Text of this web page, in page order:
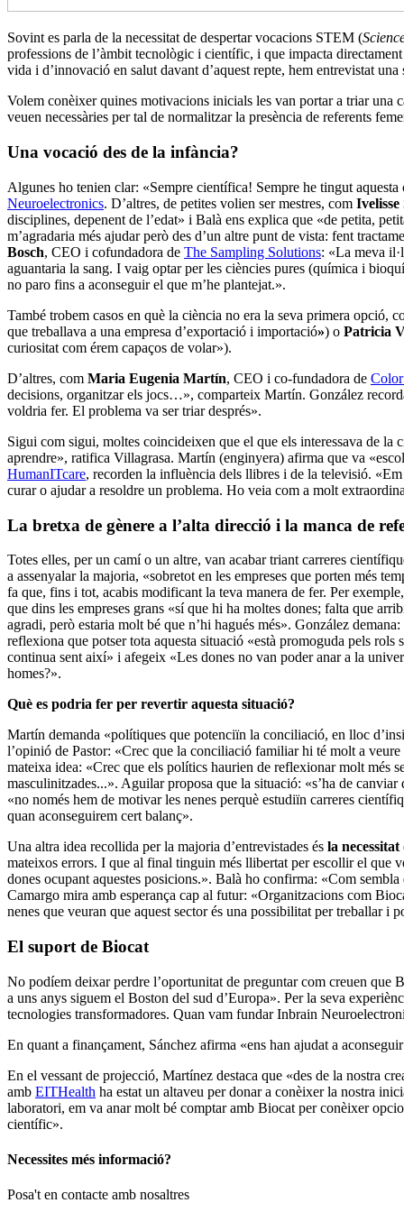
Sovint es parla de la necessitat de despertar vocacions STEM (
professions de l’àmbit tecnològic i científic, i que impacta
vida i d’innovació en salut davant d’aquest repte, hem entrevistat
Volem conèixer quines motivacions inicials les van portar a triar una
veuen necessàries per tal de normalitzar la presència de referents
Una vocació des de la infància?
Algunes ho tenien clar: «Sempre científica! Sempre he tingut
Neuroelectronics. D’altres, de petites volien ser mestres, com Ivelisse
disciplines, depenent de l’edat» i Balà ens explica que «de petita,
m’agradaria més ajudar però des d’un altre punt de vista: fent
Bosch, CEO i cofundadora de The Sampling Solutions: «La meva
aguantaria la sang. I vaig optar per les ciències pures (química i
no paro fins a aconseguir el que m’he plantejat.».
També trobem casos en què la ciència no era la seva primera opció,
que treballava a una empresa d’exportació i importació») o Patricia
curiositat com érem capaços de volar»).
D’altres, com Maria Eugenia Martín, CEO i co-fundadora de
decisions, organitzar els jocs…», comparteix Martín. González
voldria fer. El problema va ser triar després».
Sigui com sigui, moltes coincideixen que el que els interessava de la
aprendre», ratifica Villagrasa. Martín (enginyera) afirma que va
HumanITcare, recorden la influència dels llibres i de la televisió.
curar o ajudar a resoldre un problema. Ho veia com a molt
La bretxa de gènere a l’alta direcció i la manca de
Totes elles, per un camí o un altre, van acabar triant carreres
a assenyalar la majoria, «sobretot en les empreses que porten més
fa que, fins i tot, acabis modificant la teva manera de fer. Per
que dins les empreses grans «sí que hi ha moltes dones; falta que
agradi, però estaria molt bé que n’hi hagués més». González demana:
reflexiona que potser tota aquesta situació «està promoguda pels rols
continua sent així» i afegeix «Les dones no van poder anar a la
homes?».
Què es podria fer per revertir aquesta situació?
Martín demanda «polítiques que potenciïn la conciliació, en lloc
l’opinió de Pastor: «Crec que la conciliació familiar hi té molt a veure
mateixa idea: «Crec que els polítics haurien de reflexionar molt més
masculinitzades...». Aguilar proposa que la situació: «s’ha de
«no només hem de motivar les nenes perquè estudiïn carreres
quan aconseguirem cert balanç».
Una altra idea recollida per la majoria d’entrevistades és la
mateixos errors. I que al final tinguin més llibertat per escollir el que
dones ocupant aquestes posicions.». Balà ho confirma: «Com
Camargo mira amb esperança cap al futur: «Organitzacions com
nenes que veuran que aquest sector és una possibilitat per treballar i
El suport de Biocat
No podíem deixar perdre l’oportunitat de preguntar com creuen
a uns anys siguem el Boston del sud d’Europa». Per la seva
tecnologies transformadores. Quan vam fundar Inbrain
En quant a finançament, Sánchez afirma «ens han ajudat a
En el vessant de projecció, Martínez destaca que «des de la nostra
amb EITHealth ha estat un altaveu per donar a conèixer la nostra
laboratori, em va anar molt bé comptar amb Biocat per conèixer
científic».
Necessites més informació?
Posa't en contacte amb nosaltres